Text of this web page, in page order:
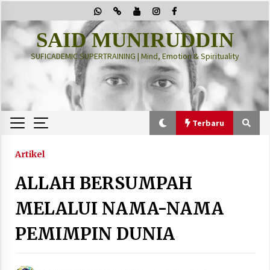
to
content
SAID MUNIRUDDIN
SUFICADEMIC SUPERTRAINING | Mind, Emotion & Spirituality
Terbaru
Terbaru
“Thuma’ninah”: Cara Agama Meregulasi Jiwa
2 months ago
Artikel
ALLAH BERSUMPAH
MELALUI NAMA-NAMA
PEMIMPIN DUNIA